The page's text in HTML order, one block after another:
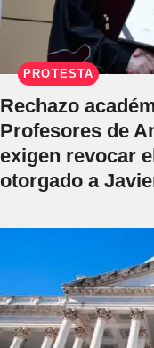
PROTESTA
Rechazo
Profesores de
exigen revocar
otorgado a